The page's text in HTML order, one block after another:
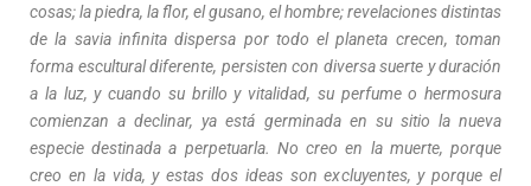
cosas; la piedra, la flor, el gusano, el hombre; revelaciones distintas
de la savia infinita dispersa por todo el planeta crecen, toman
forma escultural diferente, persisten con diversa suerte y duración
a la luz, y cuando su brillo y vitalidad, su perfume o hermosura
comienzan a declinar, ya está germinada en su sitio la nueva
especie destinada a perpetuarla. No creo en la muerte, porque
creo en la vida, y estas dos ideas son excluyentes, y porque el